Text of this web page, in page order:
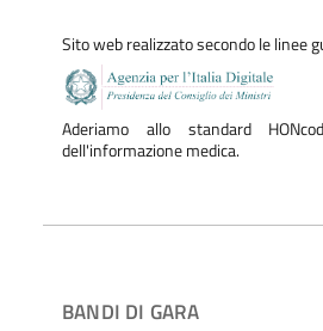
Sito web realizzato secondo le linee
Aderiamo allo standard
dell'informazione medica.
BANDI DI GARA